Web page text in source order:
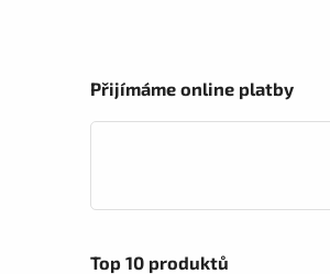
Přijímáme online platby
Top 10 produktů